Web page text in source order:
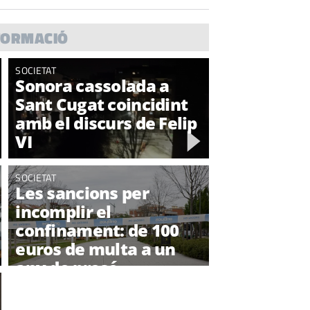
SOCIETAT
Sonora cassolada a
Sant Cugat coincidint
amb el discurs de Felip
VI
SOCIETAT
Les sancions per
incomplir el
confinament: de 100
euros de multa a un
any de presó